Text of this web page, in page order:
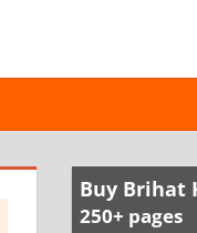
Buy Brihat
250+ pages